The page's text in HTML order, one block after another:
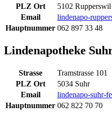
PLZ Ort
5102 Rupperswil
Email
lindenapo-
Hauptnummer 062 897 33 48
Lindenapotheke
Strasse
Tramstrasse 101
PLZ Ort
5034 Suhr
Email
lindenapo-suhr-
Hauptnummer 062 822 70 70